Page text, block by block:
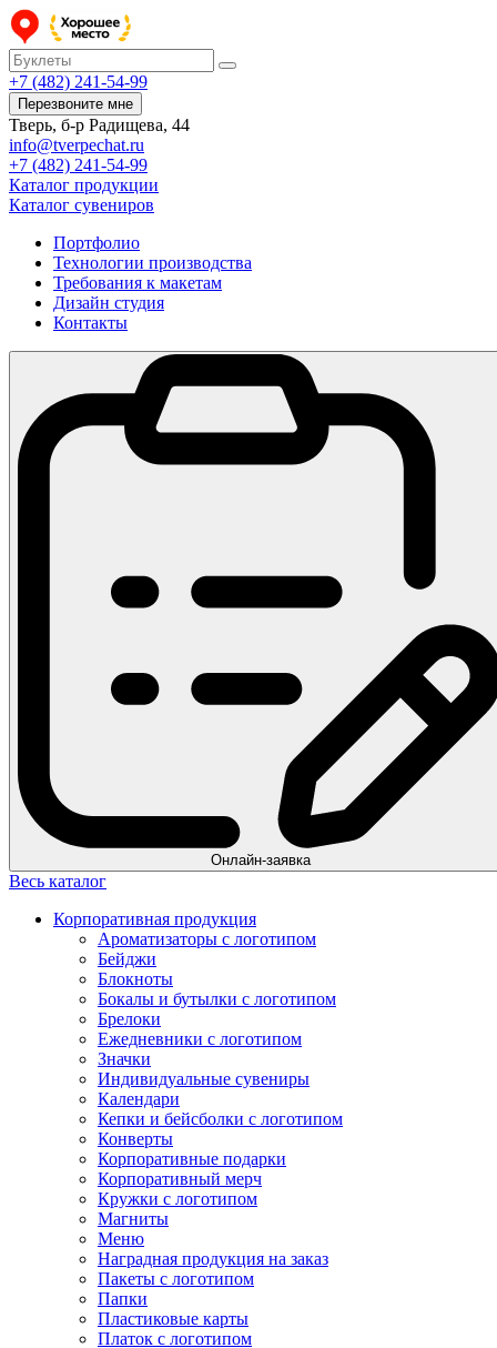
+7 (482) 241-54-99
Перезвоните мне
Тверь, б-р Радищева, 44
info@tverpechat.ru
+7 (482) 241-54-99
Каталог продукции
Каталог сувениров
Портфолио
Технологии производства
Требования к макетам
Дизайн студия
Контакты
Онлайн-заявка
Весь каталог
Корпоративная продукция
Ароматизаторы с логотипом
Бейджи
Блокноты
Бокалы и бутылки с логотипом
Брелоки
Ежедневники с логотипом
Значки
Индивидуальные сувениры
Календари
Кепки и бейсболки с логотипом
Конверты
Корпоративные подарки
Корпоративный мерч
Кружки с логотипом
Магниты
Меню
Наградная продукция на заказ
Пакеты с логотипом
Папки
Пластиковые карты
Платок с логотипом